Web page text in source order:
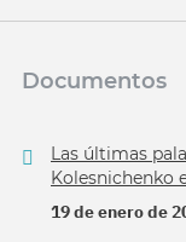
Documentos
Las últimas
Kolesnichenko
19 de enero de